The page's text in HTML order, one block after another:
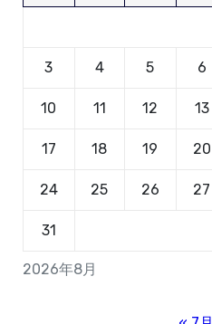
2026年8月
3 4 5 6
10 11 12 13
17 18 19 20
24 25 26 27
31